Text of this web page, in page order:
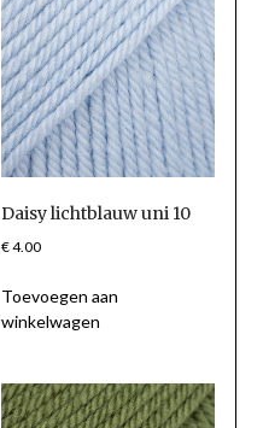
Daisy lichtblauw uni 10
€4.00
Toevoegen aan
winkelwagen